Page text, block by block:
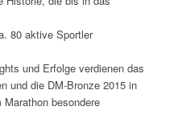
80 aktive Sportler
und Erfolge verdienen das
und die DM-Bronze 2015 in
besondere